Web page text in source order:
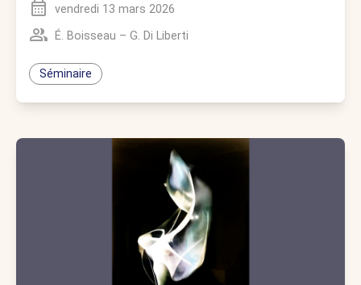
vendredi 13 mars 2026
É. Boisseau – G. Di Liberti
Séminaire